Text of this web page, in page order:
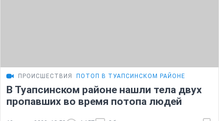
ПРОИСШЕСТВИЯ ПОТОП В ТУАПСИНСКОМ РАЙОНЕ
В Туапсинском районе нашли тела двух
пропавших во время потопа людей